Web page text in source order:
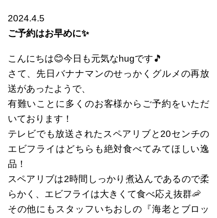
2024.4.5
ご予約はお早めに✨
こんにちは😊今日も元気なhugです🎵
さて、先日バナナマンのせっかくグルメの再放
送があったようで、
有難いことに多くのお客様からご予約をいただ
いております！
テレビでも放送されたスペアリブと20センチの
エビフライはどちらも絶対食べてみてほしい逸
品！
スペアリブは2時間しっかり煮込んであるので柔
らかく、エビフライは大きくて食べ応え抜群🦐
その他にもスタッフいちおしの『海老とブロッ